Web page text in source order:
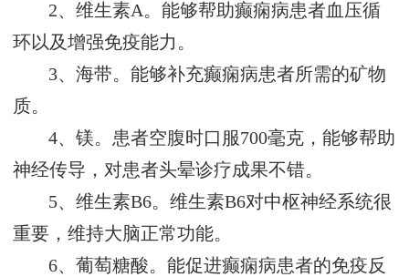
2、维生素A。能够帮助癫痫病患者血压循
环以及增强免疫能力。
3、海带。能够补充癫痫病患者所需的矿物
质。
4、镁。患者空腹时口服700毫克，能够帮助
神经传导，对患者头晕诊疗成果不错。
5、维生素B6。维生素B6对中枢神经系统很
重要，维持大脑正常功能。
6、葡萄糖酸。能促进癫痫病患者的免疫反